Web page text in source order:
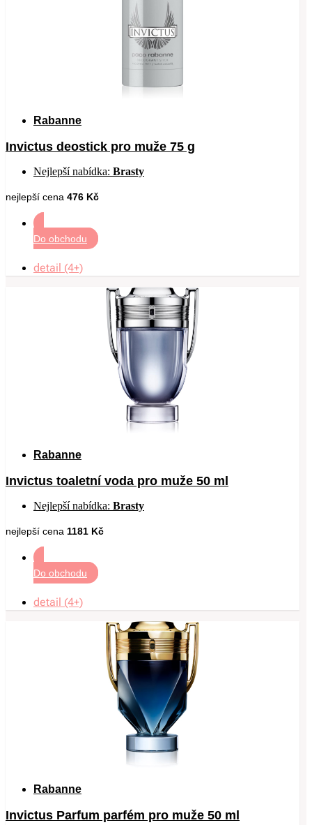
Rabanne
Invictus deostick pro muže 75 g
Nejlepší nabídka: Brasty
nejlepší cena 476 Kč
Do obchodu
detail (4+)
Rabanne
Invictus toaletní voda pro muže 50 ml
Nejlepší nabídka: Brasty
nejlepší cena 1181 Kč
Do obchodu
detail (4+)
Rabanne
Invictus Parfum parfém pro muže 50 ml